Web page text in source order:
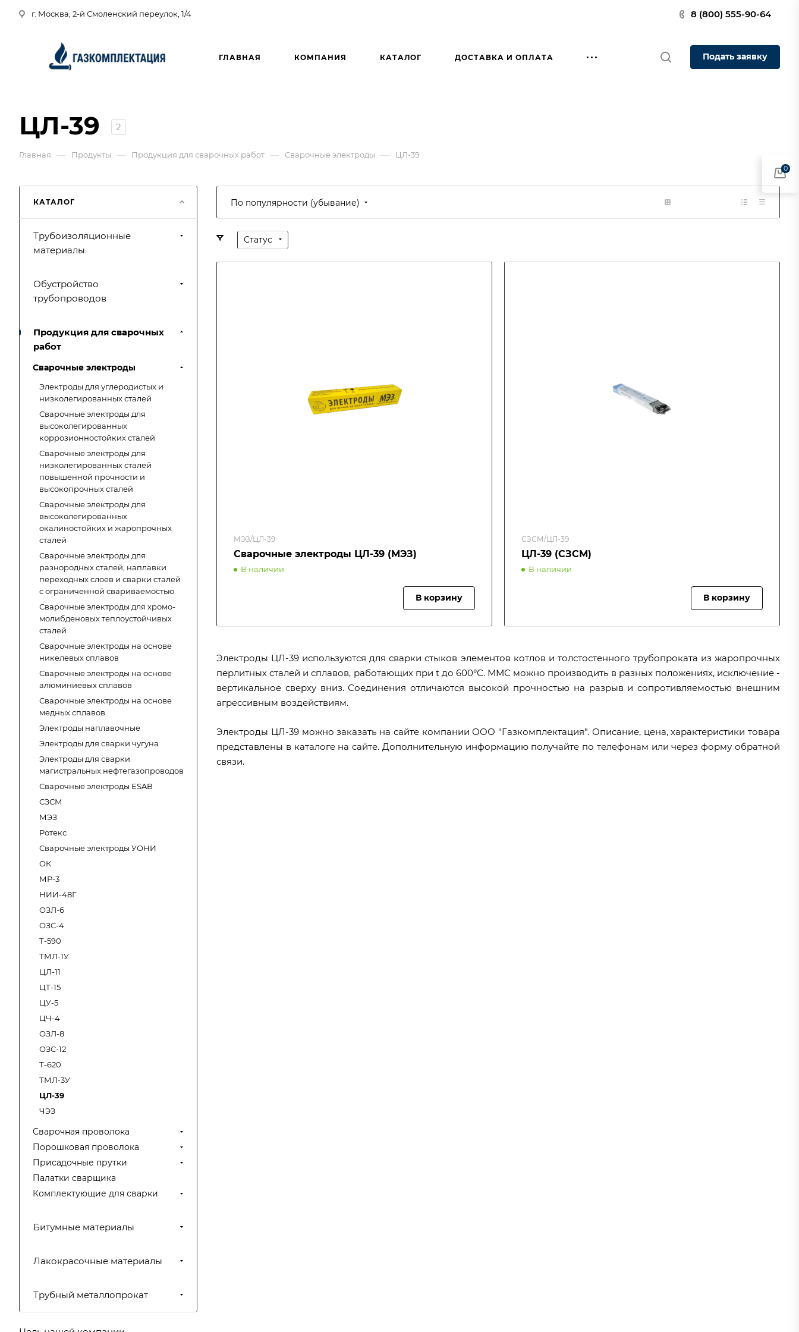
г. Москва, 2-й Смоленский переулок, 1/4 8 (800) 555-90-64
ГЛАВНАЯ КОМПАНИЯ КАТАЛОГ ДОСТАВКА И ОПЛАТА Подать заявку
ЦЛ-39 2
Главная — Продукты — Продукция для сварочных работ — Сварочные электроды — ЦЛ-39
По популярности (убывание)
Статус
МЭЗ/ЦЛ-39
Сварочные электроды ЦЛ-39 (МЭЗ)
В наличии
В корзину
СЗСМ/ЦЛ-39
ЦЛ-39 (СЗСМ)
В наличии
В корзину
Электроды ЦЛ-39 используются для сварки стыков элементов котлов и толстостенного трубопроката из жаропрочных
перлитных сталей и сплавов, работающих при t до 600°С. ММС можно производить в разных положениях, исключение -
вертикальное сверху вниз. Соединения отличаются высокой прочностью на разрыв и сопротивляемостью внешним
агрессивным воздействиям.
Электроды ЦЛ-39 можно заказать на сайте компании ООО "Газкомплектация". Описание, цена, характеристики товара
представлены в каталоге на сайте. Дополнительную информацию получайте по телефонам или через форму обратной
связи.
КАТАЛОГ
Трубоизоляционные
материалы
Обустройство
трубопроводов
Продукция для сварочных
работ
Сварочные электроды
Электроды для углеродистых и
низколегированных сталей
Сварочные электроды для
высоколегированных
коррозионностойких сталей
Сварочные электроды для
низколегированных сталей
повышенной прочности и
высокопрочных сталей
Сварочные электроды для
высоколегированных
окалиностойких и жаропрочных
сталей
Сварочные электроды для
разнородных сталей, наплавки
переходных слоев и сварки сталей
с ограниченной свариваемостью
Сварочные электроды для хромо-
молибденовых теплоустойчивых
сталей
Сварочные электроды на основе
никелевых сплавов
Сварочные электроды на основе
алюминиевых сплавов
Сварочные электроды на основе
медных сплавов
Электроды наплавочные
Электроды для сварки чугуна
Электроды для сварки
магистральных нефтегазопроводов
Сварочные электроды ESAB
СЗСМ
МЭЗ
Ротекс
Сварочные электроды УОНИ
ОК
МР-3
НИИ-48Г
ОЗЛ-6
ОЗС-4
Т-590
ТМЛ-1У
ЦЛ-11
ЦТ-15
ЦУ-5
ЦЧ-4
ОЗЛ-8
ОЗС-12
Т-620
ТМЛ-3У
ЦЛ-39
ЧЭЗ
Сварочная проволока
Порошковая проволока
Присадочные прутки
Палатки сварщика
Комплектующие для сварки
Битумные материалы
Лакокрасочные материалы
Трубный металлопрокат
0